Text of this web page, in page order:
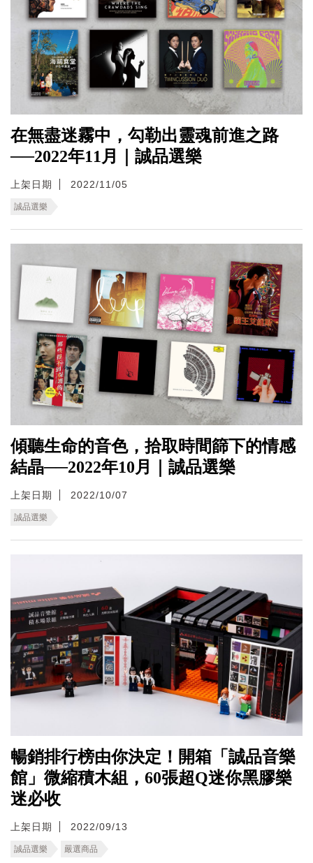
在無盡迷霧中，勾勒出靈魂前進之路
──2022年11月｜誠品選樂
上架日期 2022/11/05
誠品選樂
傾聽生命的音色，拾取時間篩下的情感
結晶──2022年10月｜誠品選樂
上架日期 2022/10/07
誠品選樂
暢銷排行榜由你決定！開箱「誠品音樂
館」微縮積木組，60張超Q迷你黑膠樂
迷必收
上架日期 2022/09/13
誠品選樂 嚴選商品